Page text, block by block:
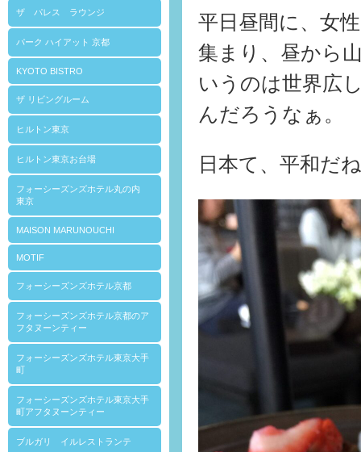
ザ パレス ラウンジ
パーク ハイアット 京都
KYOTO BISTRO
ザ リビングルーム
ヒルトン東京
ヒルトン東京お台場
フォーシーズンズホテル丸の内
東京
MAISON MARUNOUCHI
MOTIF
フォーシーズンズホテル京都
フォーシーズンズホテル京都のア
フタヌーンティー
フォーシーズンズホテル東京大手
町
フォーシーズンズホテル東京大手
町アフタヌーンティー
ブルガリ イルレストランテ
平日昼間に、女
集まり、昼から
いうのは世界広
んだろうなぁ。
日本て、平和だ